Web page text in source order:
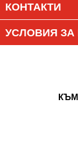
КОНТАКТИ
УСЛОВИЯ ЗА